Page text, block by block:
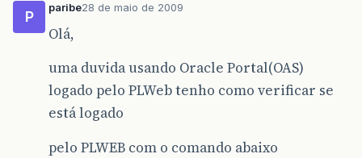
P
paribe28 de maio de 2009
Olá,
uma duvida usando Oracle Portal(OAS)
logado pelo PLWeb tenho como verificar se
está logado
pelo PLWEB com o comando abaixo